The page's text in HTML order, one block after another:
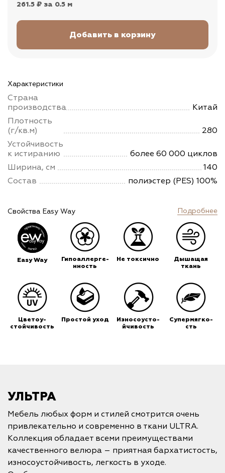
261.5 ₽ за 0.5 м
Характеристики
Страна
производства
Китай
Плотность
(г/кв.м)
280
Устойчивость
к истиранию
более 60 000 циклов
Ширина, см
140
Состав
полиэстер (PES) 100%
Свойства Easy Way Подробнее
Easy Way
Гипоаллерге-
нность
Не токсично
Дышащая
ткань
Цветоу-
стойчивость
Простой уход
Износоусто-
йчивость
Супермягко-
сть
УЛЬТРА
Мебель любых форм и стилей смотрится очень
привлекательно и современно в ткани ULTRA.
Коллекция обладает всеми преимуществами
качественного велюра – приятная бархатистость,
износоустойчивость, легкость в уходе.